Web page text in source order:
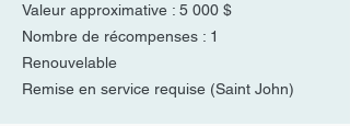
Valeur approximative : 5 000 $
Nombre de récompenses : 1
Renouvelable
Remise en service requise (Saint John)